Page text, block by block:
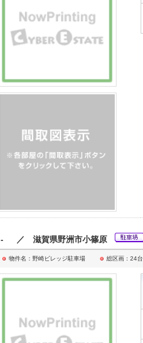
- ／ 滋賀県野洲市小篠原
物件名：野崎ビレッジ駐車場 総区画：24台